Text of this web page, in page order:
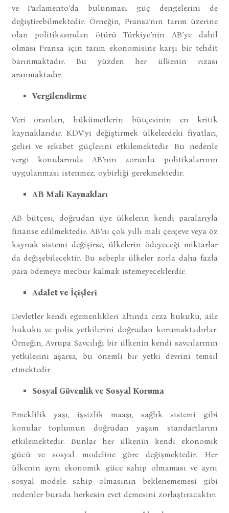
ve Parlamento’da bulunması güç dengelerini de
değiştirebilmektedir. Örneğin, Fransa’nın tarım üzerine
olan politikasından ötürü Türkiye’nin AB’ye dahil
olması Fransa için tarım ekonomisine karşı bir tehdit
barınmaktadır. Bu yüzden her ülkenin rızası
aranmaktadır.
Vergilendirme
Veri oranları, hükümetlerin bütçesinin en kritik
kaynaklarıdır. KDV’yi değiştirmek ülkelerdeki fiyatları,
geliri ve rekabet güçlerini etkilemektedir. Bu nedenle
vergi konularında AB’nin zorunlu politikalarının
uygulanması istenmez; oybirliği gerekmektedir.
AB Mali Kaynakları
AB bütçesi, doğrudan üye ülkelerin kendi paralarıyla
finanse edilmektedir. AB’ni çok yıllı mali çerçeve veya öz
kaynak sistemi değişirse, ülkelerin ödeyeceği miktarlar
da değişebilecektir. Bu sebeple ülkeler zorla daha fazla
para ödemeye mecbur kalmak istemeyeceklerdir.
Adalet ve İçişleri
Devletler kendi egemenlikleri altında ceza hukuku, aile
hukuku ve polis yetkilerini doğrudan korumaktadırlar.
Örneğin, Avrupa Savcılığı bir ülkenin kendi savcılarının
yetkilerini aşarsa, bu önemli bir yetki devrini temsil
etmektedir.
Sosyal Güvenlik ve Sosyal Koruma
Emeklilik yaşı, işsizlik maaşı, sağlık sistemi gibi
konular toplumun doğrudan yaşam standartlarını
etkilemektedir. Bunlar her ülkenin kendi ekonomik
gücü ve sosyal modeline göre değişmektedir. Her
ülkenin aynı ekonomik güce sahip olmaması ve aynı
sosyal modele sahip olmasının beklenememesi gibi
nedenler burada herkesin evet demesini zorlaştıracaktır.